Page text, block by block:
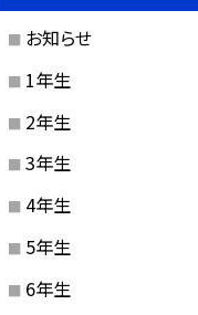
お知らせ
1年生
2年生
3年生
4年生
5年生
6年生